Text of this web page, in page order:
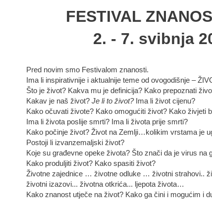
FESTIVAL
2. - 7. svibnja
Pred novim smo Festivalom znanosti.
Ima li inspirativnije i aktualnije teme od ovogodišnje –
Što je život? Kakva mu je definicija? Kako prepoznati
Kakav je naš život? Je li to život?Ima li život cijenu?
Kako očuvati živote? Kako omogućiti život? Kako živjeti
Ima li života poslije smrti? Ima li života prije smrti?
Kako počinje život? Život na Zemlji…kolikim vrstama je
Postoji li izvanzemaljski život?
Koje su građevne opeke života? Što znači da je virus na
Kako produljiti život? Kako spasiti život?
Životne zajednice … životne odluke … životni strahovi..
životni izazovi... životna otkrića... ljepota života…
Kako znanost utječe na život? Kako ga čini i mogućim i